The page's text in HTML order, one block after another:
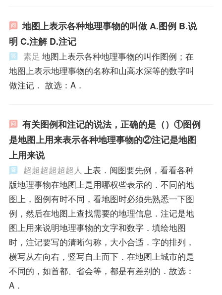
地图上表示各种地理事物的叫做 A.图例 B.说
明 C.注解 D.注记
素足 地图上表示各种地理事物的叫作图例；在
地图上表示地理事物的名称和山高水深等的数字叫
做注记． 故选：A．
有关图例和注记的说法，正确的是（）①图例
是地图上用来表示各种地理事物的②注记是地图
上用来说
超超超超超超人 上表．阅图要先例，看看各种
版地理事物在地图上是用哪权些表示的．不同的地
图上，图例有时不同，看地图时必须先熟悉一下图
例，然后在地图上查找需要的地理信息．注记是地
图上用来说明地理事物的文字和数字．填绘地图
时，注记要写的清晰匀称，大小合适．字的排列，
横写从左向右，竖写自上而下．在地图上城市的是
不同的，如首都、省会等，都是有差别的．故选：
A．